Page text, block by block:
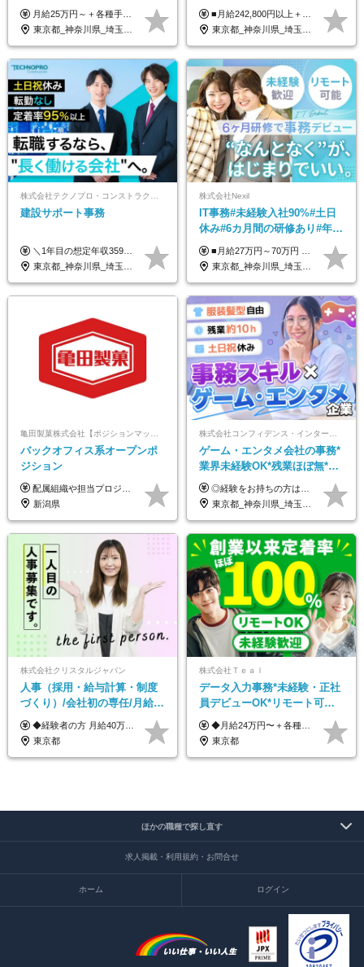
活かせる専門スキル
月給25万円～＋各種手当（家族、資格、住宅など） ★ご経験をお持ちの方は前職給与保証！ ※試用期間は6ヶ月 ※上記には固定残業代（33,784円～／20時間分）を含みます。超過分は追加支給致します。 ※経験・スキル・能力を考慮して決定します。ご経験者の方の経験フェーズは不問です。 ＜各種手当＞ 住宅手当／家族手当／資格手当／特別手当など
東京都_神奈川県_埼玉県_千葉県
日123日／賞与年2回／研修制
度充実／リモートOK
■月給242,800円以上＋諸手当＋賞与年2回＋業績賞与 ※固定残業代32,813円～/20時間分を含む ※超過分は別途支給 ※経験・年齢を考慮の上、当社規定により決定 ※試用期間6ヵ月間（待遇に差異なし）
東京都_神奈川県_埼玉県_千葉県
株式会社テクノプロ・コンストラクション
建設サポート事務
＼1年目の想定年収359万円～407万円／ 下記(1)～(3)のいずれかを、ご希望や適性を考慮したうえで決定します。 (1)月給23万1,000円＋賞与年2回（計2ヶ月分） (2)月給26万5,000円＋賞与なし （一律支給の業績手当6万6,200円を含む） (3)月給29万5,675円＋賞与なし （一律支給の業績手当6万6,200円＋固定残業手当15時間分／3万675円を含む※超過分は別途支給） ▼(3)の場合の入社時研修中の給与 月給26万5,000円＋賞与なし （一律支給の業績手当6万6,200円を含む） ※試用期間は2ヶ月間です。 期間中の給与・待遇に変更はありません。
東京都_神奈川県_埼玉県_千葉県_大阪府_愛知県_北海道_青森県_岩手県_宮城県_秋田県_山形県_福島県_茨城県_栃木県_群馬県_新潟県_山梨県_長野県_富山県_石川県_福井県_静岡県_岐阜県_三重県_兵庫県_京都府_滋賀県_奈良県_和歌山県_広島県_岡山県_鳥取県_島根県_山口県_徳島県_香川県_愛媛県_高知県_福岡県_熊本県_佐賀県_長崎県_大分県_宮崎県_鹿児島県_沖縄県
株式会社Nexil
IT事務#未経験入社90%#土日
休み#6カ月間の研修あり#年休
125日以上#残業月5h以下#リ
モート可
■月給27万円～70万円 ※経験・スキルなどを考慮して決定します。 ※上記金額には固定残業代（月15時間相当分／26,300円～73,500円）を含みます。 超過分は別途支給します。 ★最大200万円の昇給アップを叶えたメンバーも！ ￣￣￣V￣￣￣￣￣￣￣￣￣￣￣￣￣￣￣￣￣￣￣ 社員の頑張りはしっかり評価・還元！ はじめは経験がなくても、頑張り次第で早期キャリアアップも狙える環境が充実！ 実際に、昇給で最大200万円給与が上がった先輩社員も活躍中！ 社員のモチベーションも高く維持しながら働けます◎ ★一人でも多くの方とお会いしたいと考えています！ ￣￣￣V￣￣￣￣￣￣￣￣￣￣￣￣￣￣￣￣￣￣￣￣ 現在活躍中の先輩たちの前職は、営業や飲食、 美容師や銀行員、アパレル店員など、多彩！ パソコンが苦手だったメンバーも今では第一線で活躍中です！
東京都_神奈川県_埼玉県_千葉県_大阪府_愛知県_北海道_青森県_岩手県_宮城県_秋田県_山形県_福島県_茨城県_栃木県_群馬県_新潟県_山梨県_長野県_富山県_石川県_福井県_静岡県_岐阜県_三重県_兵庫県_京都府_滋賀県_奈良県_和歌山県_広島県_岡山県_鳥取県_島根県_山口県_徳島県_香川県_愛媛県_高知県_福岡県_熊本県_佐賀県_長崎県_大分県_宮崎県_鹿児島県_沖縄県
バックオフィス系オープンポ
ジション
配属組織や担当プロジェクトにより異なります。 想定年収：450万円～1100万円 ※ご経験やスキルに応じて決定します。 ※上記想定年収はあくまでも目安の金額であり、 選考を通じて上下する可能性があります。
新潟県
ゲーム・エンタメ会社の事務*
業界未経験OK*残業ほぼ無*土
日祝休み*服装髪型ネイル自由
*好きが活かせる☆
◎経験をお持ちの方は前職給与を考慮します！ 月給21万円～40万円＋残業代＋賞与 ＜評価は『総合評価』を採用＞ 当社では一人ひとりのスキルや貢献度に見合った『総合評価』を行っています。 担当者と定期的に面談を行うため「評価のポイント」や「今後の課題」なども明確。 評価の結果は昇給・賞与でしっかり反映いたします。
東京都_神奈川県_埼玉県_千葉県_大阪府_兵庫県_京都府_福岡県
株式会社クリスタルジャパン
人事（採用・給与計算・制度
づくり）/会社初の専任/月給40
万円～可/残業10h/土日祝休み/
年休120日以上
◆経験者の方 月給40万円～65万円＋賞与年2回 【給与イメージ】 人事経験5年程度：月給45万円～ ◆未経験の方 月給35万円～65万円＋賞与年2回 ※経験・スキルを考慮のうえ、優遇いたします。 ※試用期間は3ヶ月です。期間中の給与・待遇に変更はありません。 ※上記月給には、固定残業代（月45時間分／8.8万円～16.5万円）を含みます。 ※固定残業時間を超過した場合は、超過分を別途全額支給いたします。 【固定残業代について】 固定残業45時間分（88,000円～165,000円）を含む ※超過分は別途全額支給
東京都
株式会社Ｔｅａｌ
データ入力事務*未経験・正社
員デビューOK*リモート可能*
年間休日124日*面接1回*実働
7.5時間
◆月給24万円〜＋各種手当 ※残業代全額支給 ※試用期間6ヶ月（期間中も給与・待遇に変更なし）
東京都
ほかの職種で探し直す
求人掲載・利用規約・お問合せ
ホーム ログイン